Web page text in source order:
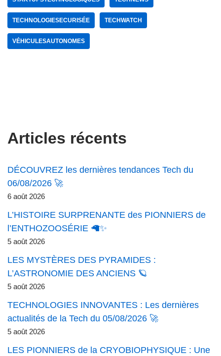
TECHNOLOGIESECURISÉE TECHWATCH
VÉHICULESAUTONOMES
Articles récents
DÉCOUVREZ les dernières tendances Tech du
06/08/2026 🚀
6 août 2026
L’HISTOIRE SURPRENANTE des PIONNIERS de
l’ENTHOZOOSÉRIE 🦙✨
5 août 2026
LES MYSTÈRES DES PYRAMIDES :
L’ASTRONOMIE DES ANCIENS 🪐
5 août 2026
TECHNOLOGIES INNOVANTES : Les dernières
actualités de la Tech du 05/08/2026 🚀
5 août 2026
LES PIONNIERS de la CRYOBIOPHYSIQUE : Une